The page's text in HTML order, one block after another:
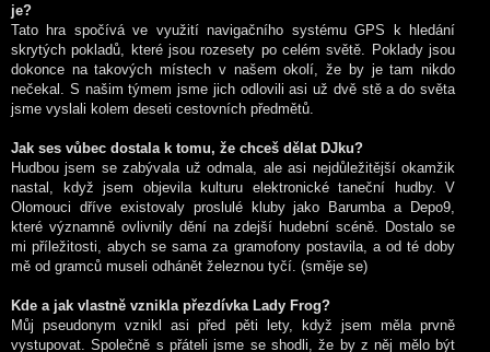
je?
Tato hra spočívá ve využití navigačního systému GPS k hledání
skrytých pokladů, které jsou rozesety po celém světě. Poklady jsou
dokonce na takových místech v našem okolí, že by je tam nikdo
nečekal. S našim týmem jsme jich odlovili asi už dvě stě a do světa
jsme vyslali kolem deseti cestovních předmětů.
Jak ses vůbec dostala k tomu, že chceš dělat DJku?
Hudbou jsem se zabývala už odmala, ale asi nejdůležitější okamžik
nastal, když jsem objevila kulturu elektronické taneční hudby. V
Olomouci dříve existovaly proslulé kluby jako Barumba a Depo9,
které významně ovlivnily dění na zdejší hudební scéně. Dostalo se
mi příležitosti, abych se sama za gramofony postavila, a od té doby
mě od gramců museli odhánět železnou tyčí. (směje se)
Kde a jak vlastně vznikla přezdívka Lady Frog?
Můj pseudonym vznikl asi před pěti lety, když jsem měla prvně
vystupovat. Společně s přáteli jsme se shodli, že by z něj mělo být